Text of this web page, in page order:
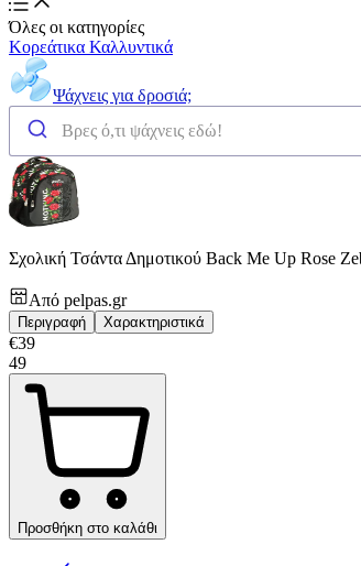
Όλες οι κατηγορίες
Κορεάτικα Καλλυντικά
Ψάχνεις για δροσιά;
Σχολική Τσάντα Δημοτικού Back Me Up Rose
Από pelpas.gr
Περιγραφή Χαρακτηριστικά
€39
49
Προσθήκη στο καλάθι